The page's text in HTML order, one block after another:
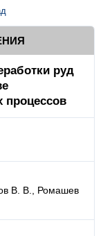
руд
процессов
В. В., Ромашев